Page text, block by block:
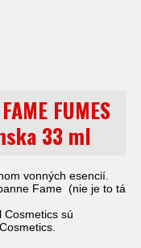
FUMES
33 ml
vonných esencií.
Fame (nie je to tá
Cosmetics sú